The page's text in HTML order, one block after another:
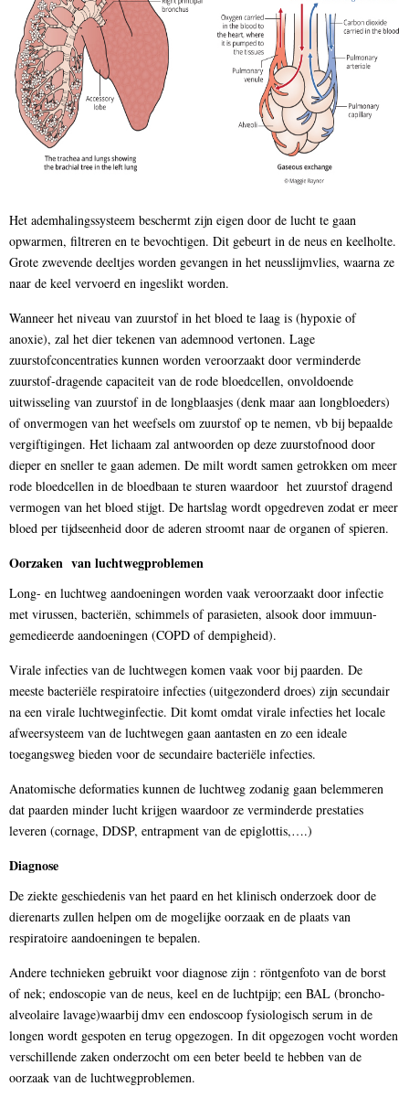
Het ademhalingssysteem beschermt zijn eigen door de lucht te gaan
opwarmen, filtreren en te bevochtigen. Dit gebeurt in de neus en keelholte.
Grote zwevende deeltjes worden gevangen in het neusslijmvlies, waarna ze
naar de keel vervoerd en ingeslikt worden.
Wanneer het niveau van zuurstof in het bloed te laag is (hypoxie of
anoxie), zal het dier tekenen van ademnood vertonen. Lage
zuurstofconcentraties kunnen worden veroorzaakt door verminderde
zuurstof-dragende capaciteit van de rode bloedcellen, onvoldoende
uitwisseling van zuurstof in de longblaasjes (denk maar aan longbloeders)
of onvermogen van het weefsels om zuurstof op te nemen, vb bij bepaalde
vergiftigingen. Het lichaam zal antwoorden op deze zuurstofnood door
dieper en sneller te gaan ademen. De milt wordt samen getrokken om meer
rode bloedcellen in de bloedbaan te sturen waardoor het zuurstof dragend
vermogen van het bloed stijgt. De hartslag wordt opgedreven zodat er meer
bloed per tijdseenheid door de aderen stroomt naar de organen of spieren.
Oorzaken van luchtwegproblemen
Long- en luchtweg aandoeningen worden vaak veroorzaakt door infectie
met virussen, bacteriën, schimmels of parasieten, alsook door immuun-
gemedieerde aandoeningen (COPD of dempigheid).
Virale infecties van de luchtwegen komen vaak voor bij paarden. De
meeste bacteriële respiratoire infecties (uitgezonderd droes) zijn secundair
na een virale luchtweginfectie. Dit komt omdat virale infecties het locale
afweersysteem van de luchtwegen gaan aantasten en zo een ideale
toegangsweg bieden voor de secundaire bacteriële infecties.
Anatomische deformaties kunnen de luchtweg zodanig gaan belemmeren
dat paarden minder lucht krijgen waardoor ze verminderde prestaties
leveren (cornage, DDSP, entrapment van de epiglottis,….)
Diagnose
De ziekte geschiedenis van het paard en het klinisch onderzoek door de
dierenarts zullen helpen om de mogelijke oorzaak en de plaats van
respiratoire aandoeningen te bepalen.
Andere technieken gebruikt voor diagnose zijn : röntgenfoto van de borst
of nek; endoscopie van de neus, keel en de luchtpijp; een BAL (broncho-
alveolaire lavage)waarbij dmv een endoscoop fysiologisch serum in de
longen wordt gespoten en terug opgezogen. In dit opgezogen vocht worden
verschillende zaken onderzocht om een beter beeld te hebben van de
oorzaak van de luchtwegproblemen.